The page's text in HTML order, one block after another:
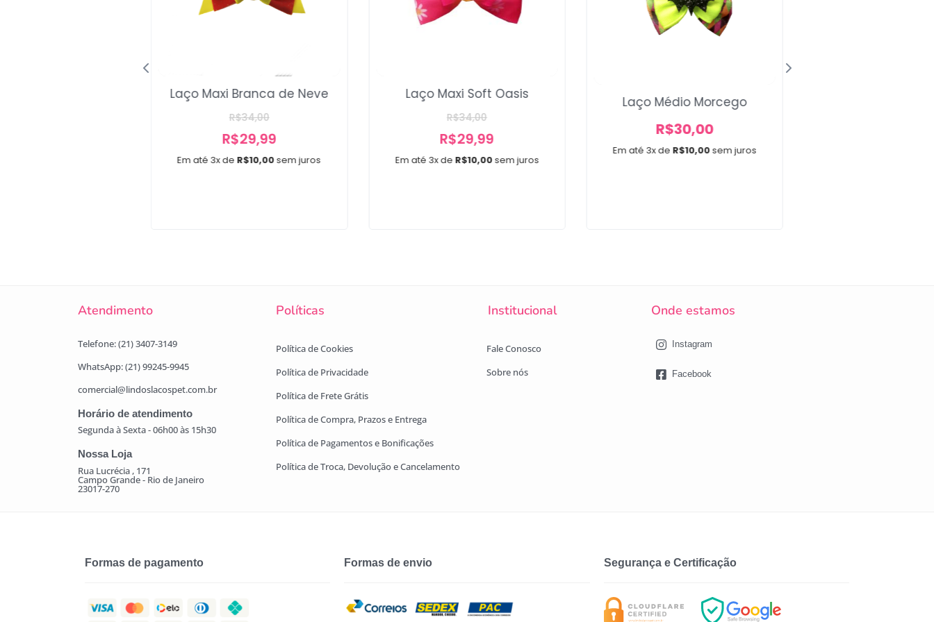
Em até 3x deR$10,00sem juros
Laço Maxi Branca de Neve
R$34,00
R$29,99
Em até 3x de R$10,00sem juros
Laço Maxi Soft Oasis
R$34,00
R$29,99
Em até 3x de R$10,00sem juros
Laço Médio Morcego
R$30,00
Atendimento Políticas Institucional Onde estamos
Telefone: (21) 3407-3149
WhatsApp: (21) 99245-9945
comercial@lindoslacospet.com.br
Horário de atendimento
Segunda à Sexta - 06h00 às 15h30
Nossa Loja
Rua Lucrécia , 171
Campo Grande - Rio de Janeiro
23017-270
Política de Cookies
Política de Privacidade
Política de Frete Grátis
Política de Compra, Prazos e Entrega
Política de Pagamentos e Bonificações
Política de Troca, Devolução e Cancelamento
Fale Conosco
Sobre nós
Instagram
Facebook
Formas de pagamento Formas de envio Segurança e Certificação